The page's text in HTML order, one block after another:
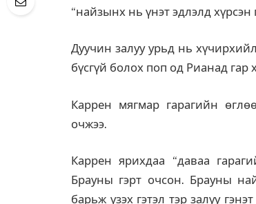
“найзынх нь үнэт эдлэлд хүрсэн
Дуучин залуу урьд нь
бүсгүй болох поп од Рианад гар
Каррен мягмар гарагийн
очжээ.
Каррен ярихдаа “даваа
Брауны гэрт очсон. Брауны
барьж үзэх гэтэл тэр залуу